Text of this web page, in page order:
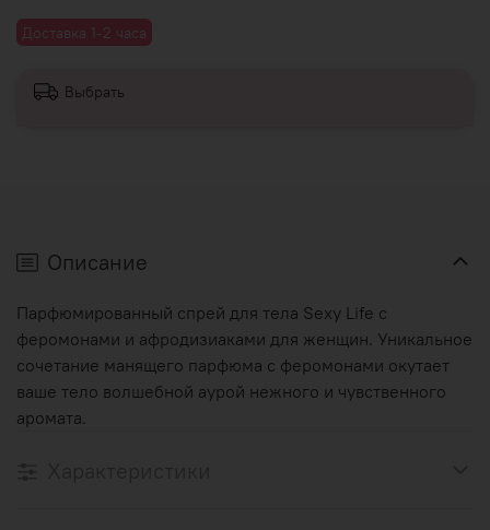
Доставка 1-2 часа
Выбрать
Описание
Парфюмированный спрей для тела Sexy Life с
феромонами и афродизиаками для женщин. Уникальное
сочетание манящего парфюма с феромонами окутает
ваше тело волшебной аурой нежного и чувственного
аромата.